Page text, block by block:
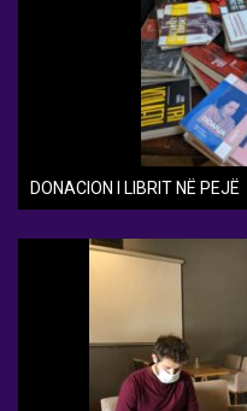
DONACION I LIBRIT NË PEJË